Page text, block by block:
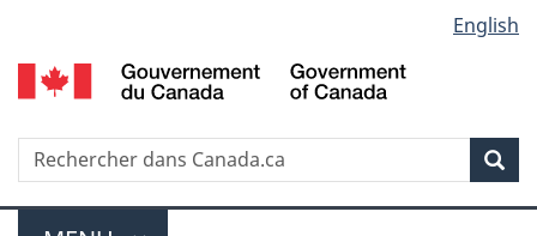
au
contenu
propos
de
la
HTML
simplifiée
selection
English
Recherche